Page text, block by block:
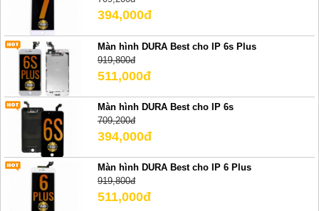
394,000đ
Màn hình DURA Best cho IP 6s Plus
919,800đ
511,000đ
Màn hình DURA Best cho IP 6s
709,200đ
394,000đ
Màn hình DURA Best cho IP 6 Plus
919,800đ
511,000đ